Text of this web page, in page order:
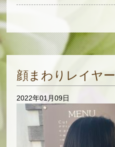
顔まわりレイヤー
2022年01月09日